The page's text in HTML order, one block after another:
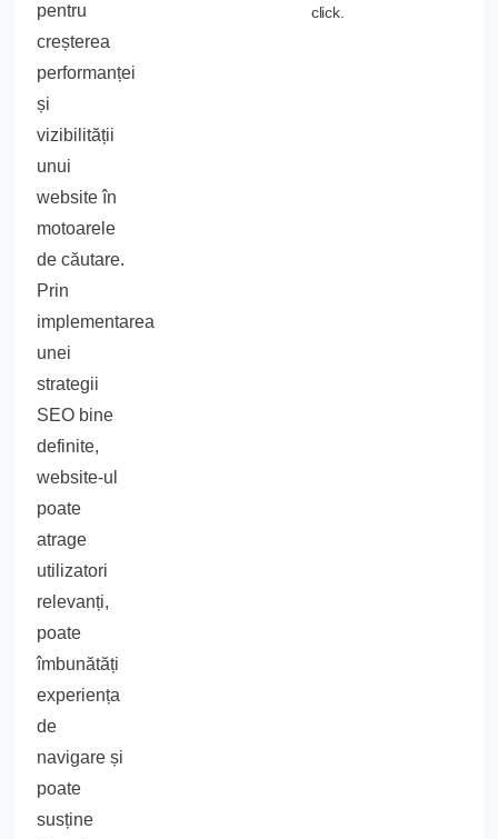
pentru
creșterea
performanței
și
vizibilității
unui
website în
motoarele
de căutare.
Prin
implementarea
unei
strategii
SEO bine
definite,
website-ul
poate
atrage
utilizatori
relevanți,
poate
îmbunătăți
experiența
de
navigare și
poate
susține
click.